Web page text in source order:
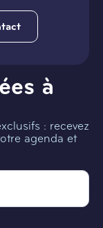
à
: recevez
agenda et